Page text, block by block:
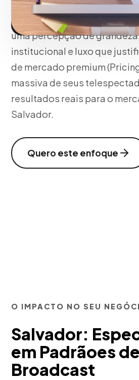
qualidade cinematográfica
choque emocional
uma percepção de
institucional e luxo que
de mercado premium
massiva de seus
resultados reais para o
Salvador.
Quero este enfoque
O IMPACTO NO SEU
Salvador:
em Padrãoes de
Broadcast